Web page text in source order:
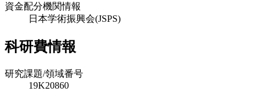
資金配分機関情報
日本学術振興会(JSPS)
科研費情報
研究課題/領域番号
19K20860